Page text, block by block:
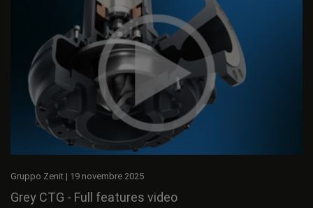
Gruppo Zenit | 19 novembre 2025
Grey CTG - Full features video